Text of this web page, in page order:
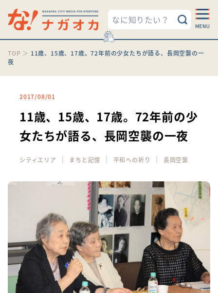
TOP ＞ 11歳、15歳、17歳。72年前の少女たちが語る、長岡空襲の一
夜
2017/08/01
11歳、15歳、17歳。72年前の少
女たちが語る、長岡空襲の一夜
シティエリア ｜ まちと記憶 ｜ 平和への祈り ｜ 長岡空襲